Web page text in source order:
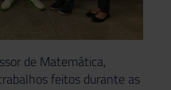
de Matemática,
feitos durante as